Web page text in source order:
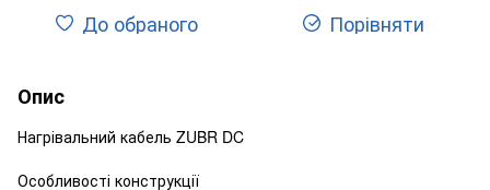
До обраного Порівняти
Опис
Нагрівальний кабель ZUBR DC
Особливості конструкції